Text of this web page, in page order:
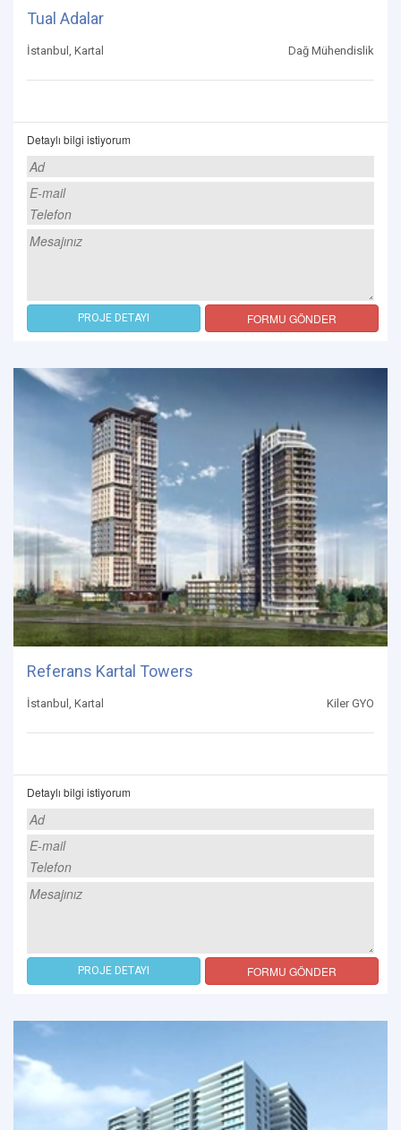
Tual Adalar
İstanbul, Kartal Dağ Mühendislik
Detaylı bilgi istiyorum
PROJE DETAYI FORMU GÖNDER
Referans Kartal Towers
İstanbul, Kartal Kiler GYO
Detaylı bilgi istiyorum
PROJE DETAYI FORMU GÖNDER